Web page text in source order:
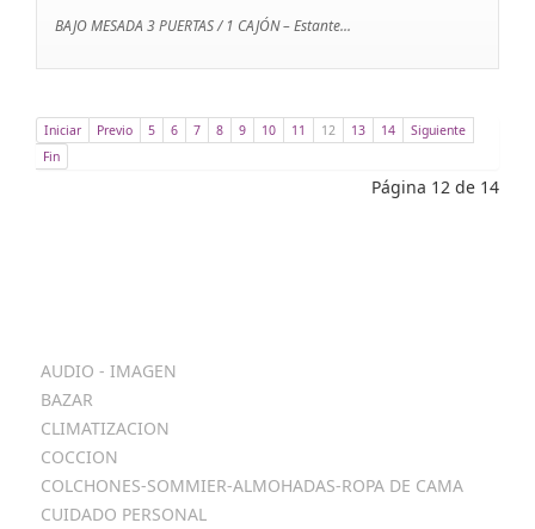
BAJO MESADA 3 PUERTAS / 1 CAJÓN – Estante...
Iniciar Previo 5 6 7 8 9 10 11 12 13 14
Siguiente
Fin
Página 12 de 14
AUDIO - IMAGEN
BAZAR
CLIMATIZACION
COCCION
COLCHONES-SOMMIER-ALMOHADAS-ROPA DE CAMA
CUIDADO PERSONAL